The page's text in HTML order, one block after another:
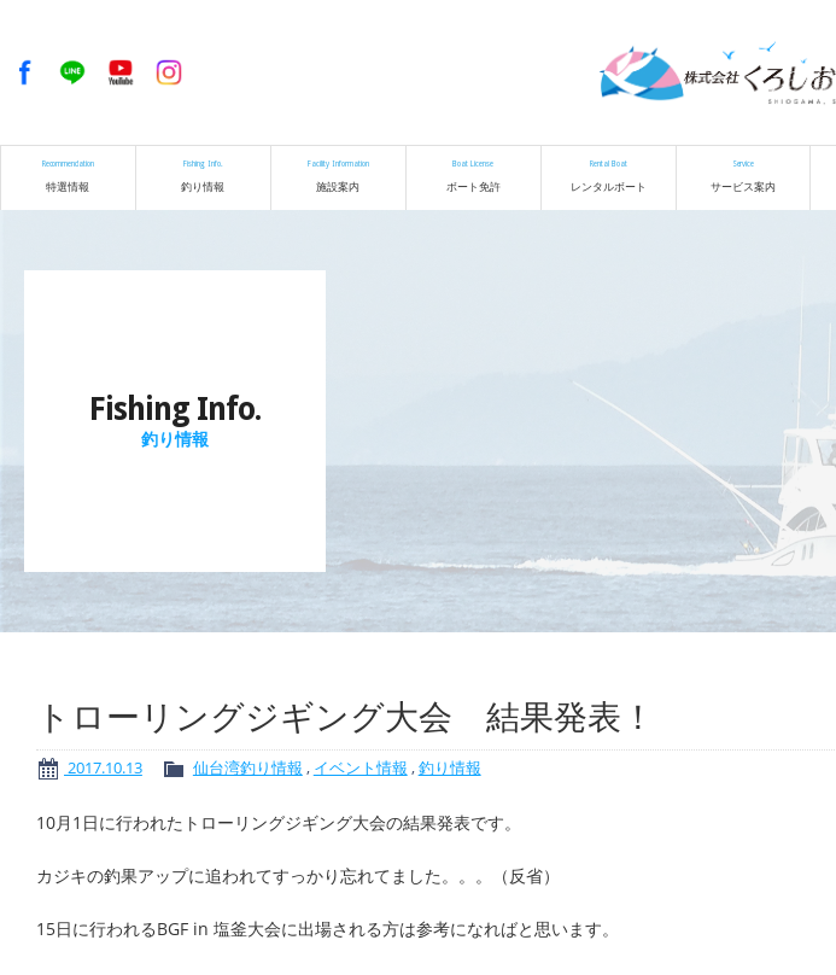
Recommendation
特選情報
Fishing Info.
釣り情報
Facility Information
施設案内
Boat License
ボート免許
Rental Boat
レンタルボート
Service
サービス案内
Fishing Info.
釣り情報
トローリングジギング大会 結果発表！
2017.10.13 仙台湾釣り情報 , イベント情報 ,釣り情報
10月1日に行われたトローリングジギング大会の結果発表です。
カジキの釣果アップに追われてすっかり忘れてました。。。（反省）
15日に行われるBGF in 塩釜大会に出場される方は参考になればと思います。